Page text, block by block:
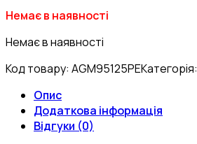
Немає в наявності
Немає в наявності
Код товару: AGM95125PEКатегорія:
Опис
Додаткова інформація
Відгуки (0)